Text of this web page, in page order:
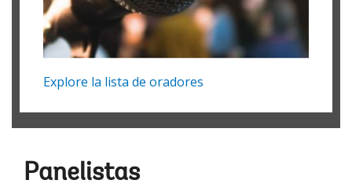
Explore la lista de oradores
Panelistas